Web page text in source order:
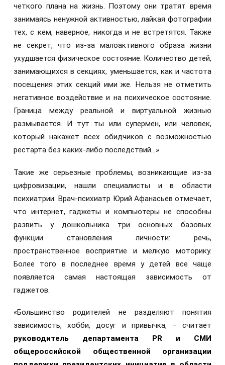
четкого плана на жизнь. Поэтому они тратят время
занимаясь ненужной активностью, лайкая фотографии
тех, с кем, наверное, никогда и не встретятся. Также
не секрет, что из-за малоактивного образа жизни
ухудшается физическое состояние. Количество детей,
занимающихся в секциях, уменьшается, как и частота
посещения этих секций ими же. Нельзя не отметить
негативное воздействие и на психическое состояние.
Граница между реальной и виртуальной жизнью
размывается. И тут ты или супермен, или человек,
который накажет всех обидчиков с возможностью
рестарта без каких-либо последствий...»
Такие же серьезные проблемы, возникающие из-за
цифровизации, нашли специалисты и в области
психиатрии. Врач-психиатр Юрий Афанасьев отмечает,
что интернет, гаджеты и компьютеры не способны
развить у дошкольника три основных базовых
функции становления личности: речь,
пространственное восприятие и мелкую моторику.
Более того в последнее время у детей все чаще
появляется самая настоящая зависимость от
гаджетов.
«Большинство родителей не разделяют понятия
зависимость, хобби, досуг и привычка, – считает
руководитель департамента PR и СМИ
общероссийской общественной организации